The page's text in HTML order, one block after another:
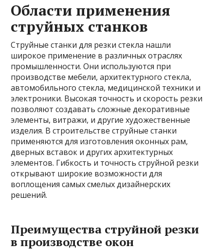
Области применения
струйных станков
Струйные станки для резки стекла нашли
широкое применение в различных отраслях
промышленности. Они используются при
производстве мебели, архитектурного стекла,
автомобильного стекла, медицинской техники и
электроники. Высокая точность и скорость резки
позволяют создавать сложные декоративные
элементы, витражи, и другие художественные
изделия. В строительстве струйные станки
применяются для изготовления оконных рам,
дверных вставок и других архитектурных
элементов. Гибкость и точность струйной резки
открывают широкие возможности для
воплощения самых смелых дизайнерских
решений.
Преимущества струйной резки
в производстве окон